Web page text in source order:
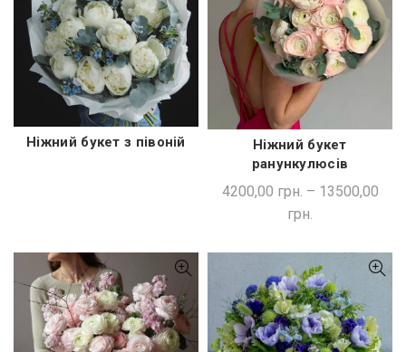
ШВИДКА ПОКУПКА
Ніжний букет з півоній ШВИДКА ПОКУПКА
Ніжний букет
ранункулюсів
4200,00 грн. – 13500,00
грн.